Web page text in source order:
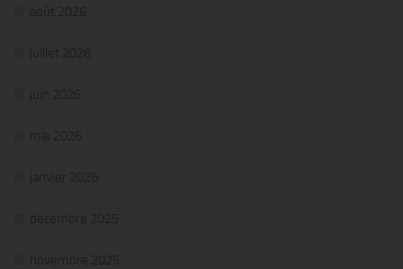
août 2026
juillet 2026
juin 2026
mai 2026
janvier 2026
décembre 2025
novembre 2025